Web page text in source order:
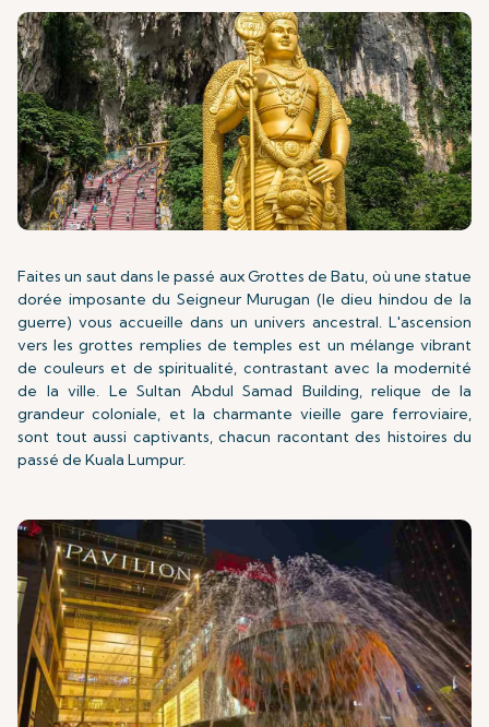
Faites un saut dans le passé aux Grottes de Batu, où une statue
dorée imposante du Seigneur Murugan (le dieu hindou de la
guerre) vous accueille dans un univers ancestral. L'ascension
vers les grottes remplies de temples est un mélange vibrant
de couleurs et de spiritualité, contrastant avec la modernité
de la ville. Le Sultan Abdul Samad Building, relique de la
grandeur coloniale, et la charmante vieille gare ferroviaire,
sont tout aussi captivants, chacun racontant des histoires du
passé de Kuala Lumpur.